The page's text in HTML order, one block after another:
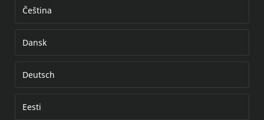
Čeština
Dansk
Deutsch
Eesti